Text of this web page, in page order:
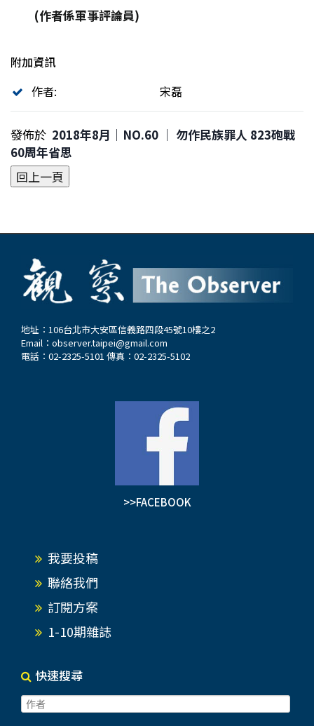
(作者係軍事評論員)
附加資訊
作者:
宋磊
發佈於 2018年8月｜NO.60 │ 勿作民族罪人 823砲戰
60周年省思
地址：106台北市大安區信義路四段45號10樓之2
Email： observer.taipei@gmail.com
電話：02-2325-5101 傳真：02-2325-5102
>>FACEBOOK
我要投稿
聯絡我們
訂閱方案
1-10期雜誌
快速搜尋